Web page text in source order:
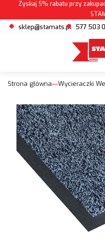
Zyskaj 5% rabatu przy
sklep@stamats.pl 577 503
Strona główna Wycieraczki